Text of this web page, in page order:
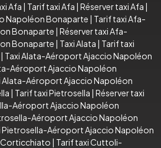
Afa | Tarif taxi Afa | Réserver taxi Afa |
Napoléon Bonaparte | Tarif taxi Afa-
Bonaparte | Réserver taxi Afa-
Bonaparte | Taxi Alata | Tarif taxi
| Taxi Alata-Aéroport Ajaccio Napoléon
Aéroport Ajaccio Napoléon
Alata-Aéroport Ajaccio Napoléon
| Tarif taxi Pietrosella | Réserver taxi
Aéroport Ajaccio Napoléon
Aéroport Ajaccio Napoléon
Pietrosella-Aéroport Ajaccio Napoléon
| Tarif taxi Cuttoli-